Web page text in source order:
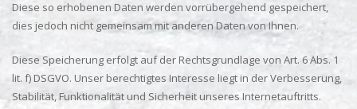
Diese so erhobenen Daten werden vorrübergehend gespeichert,
dies jedoch nicht gemeinsam mit anderen Daten von Ihnen.
Diese Speicherung erfolgt auf der Rechtsgrundlage von Art. 6 Abs. 1
lit. f) DSGVO. Unser berechtigtes Interesse liegt in der Verbesserung,
Stabilität, Funktionalität und Sicherheit unseres Internetauftritts.